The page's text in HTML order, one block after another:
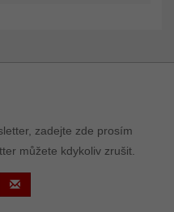
zadejte zde prosím
můžete kdykoliv zrušit.